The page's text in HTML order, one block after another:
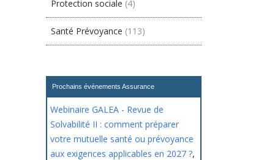
Protection sociale (4)
Santé Prévoyance (113)
Prochains événements Assurance
Webinaire GALEA - Revue de
Solvabilité II : comment préparer
votre mutuelle santé ou prévoyance
aux exigences applicables en 2027 ?,